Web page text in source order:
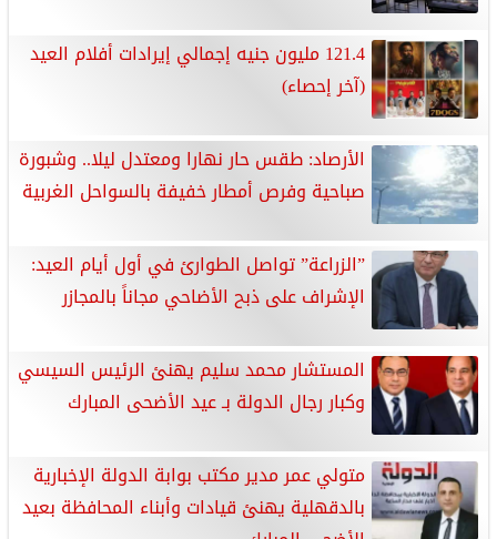
121.4 مليون جنيه إجمالي إيرادات أفلام العيد
(آخر إحصاء)
الأرصاد: طقس حار نهارا ومعتدل ليلا.. وشبورة
صباحية وفرص أمطار خفيفة بالسواحل الغربية
”الزراعة” تواصل الطوارئ في أول أيام العيد:
الإشراف على ذبح الأضاحي مجاناً بالمجازر
المستشار محمد سليم يهنئ الرئيس السيسي
وكبار رجال الدولة بـ عيد الأضحى المبارك
متولي عمر مدير مكتب بوابة الدولة الإخبارية
بالدقهلية يهنئ قيادات وأبناء المحافظة بعيد